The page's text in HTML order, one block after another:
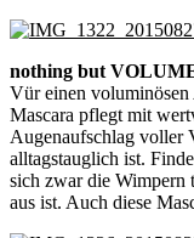
nothing but
Vür einen
Mascara pflegt mit
Augenaufschlag voller
alltagstauglich ist.
sich zwar die Wimpern
aus ist. Auch diese